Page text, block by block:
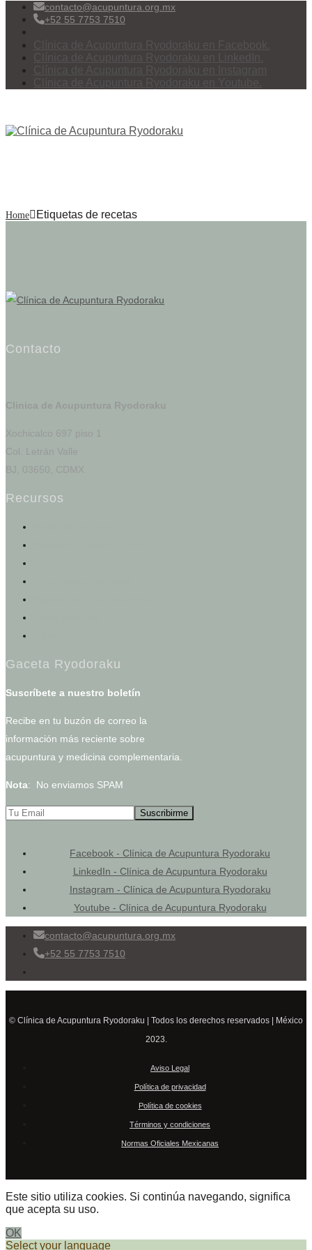
contacto@acupuntura.org.mx
+52 55 7753 7510
Clínica de Acupuntura Ryodoraku en Facebook.
Clínica de Acupuntura Ryodoraku en LinkedIn.
Clínica de Acupuntura Ryodoraku en Instagram
Clínica de Acupuntura Ryodoraku en Youtube.
Home Etiquetas de recetas
Contacto
Clinica de Acupuntura Ryodoraku
Xochicalco 697 piso 1
Col. Letrán Valle
BJ, 03650, CDMX
Recursos
Gaceta Ryodoraku
Suscríbete a nuestro boletín
Recibe en tu buzón de correo la
información más reciente sobre
acupuntura y medicina complementaria.
Nota: No enviamos SPAM
Facebook - Clínica de Acupuntura Ryodoraku
LinkedIn - Clínica de Acupuntura Ryodoraku
Instagram - Clínica de Acupuntura Ryodoraku
Youtube - Clínica de Acupuntura Ryodoraku
contacto@acupuntura.org.mx
+52 55 7753 7510
© Clínica de Acupuntura Ryodoraku | Todos los derechos reservados | México
2023.
Aviso Legal
Política de privacidad
Política de cookies
Términos y condiciones
Normas Oficiales Mexicanas
Este sitio utiliza cookies. Si continúa navegando, significa
que acepta su uso.
OK
Select your language